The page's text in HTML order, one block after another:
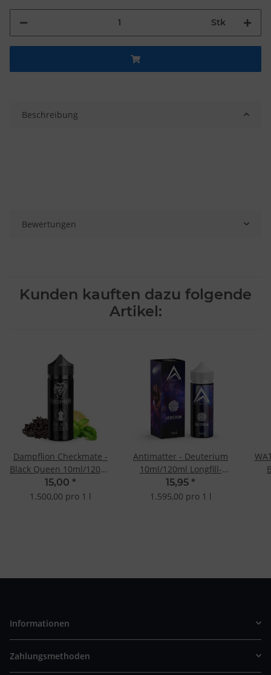
Stk
Beschreibung
Bewertungen
Kunden kauften dazu folgende
Artikel:
Dampflion Checkmate -
Black Queen 10ml/120ml
Longfill-Aroma
15,00 *
1.500,00 pro 1 l
Antimatter - Deuterium
10ml/120ml Longfill-
Aroma
15,95 *
1.595,00 pro 1 l
Informationen
Zahlungsmethoden